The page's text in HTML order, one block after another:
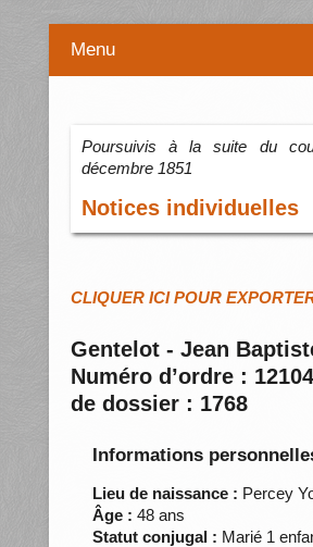
Menu
Poursuivis à la suite du
décembre 1851
Notices individuelles
CLIQUER ICI POUR
Gentelot - Jean
Numéro d’ordre :
de dossier : 1768
Informations
Lieu de naissance : Percey
Âge : 48 ans
Statut conjugal : Marié 1